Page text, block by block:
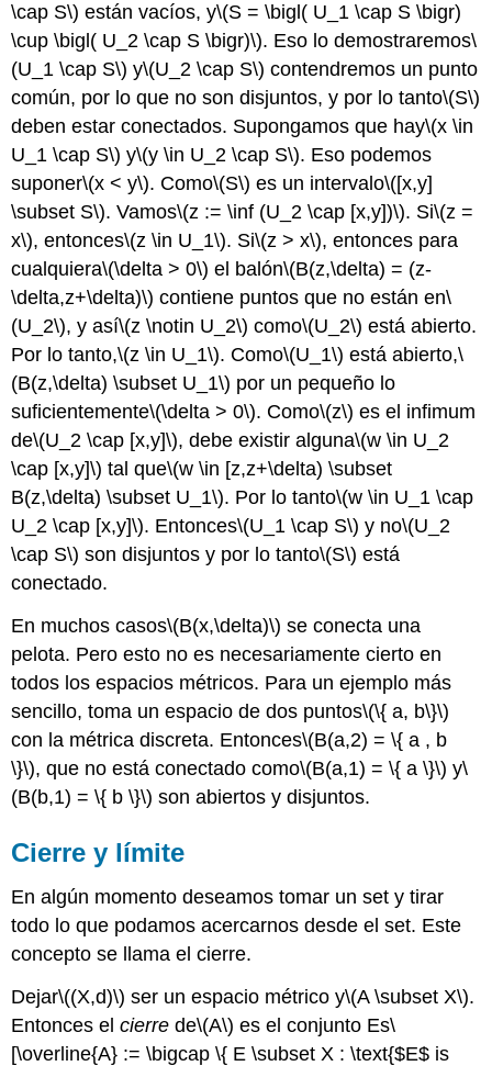
\cap S\) están vacíos, y\(S = \bigl( U_1 \cap S \bigr)
\cup \bigl( U_2 \cap S \bigr)\). Eso lo demostraremos\
(U_1 \cap S\) y\(U_2 \cap S\) contendremos un punto
común, por lo que no son disjuntos, y por lo tanto\(S\)
deben estar conectados. Supongamos que hay\(x \in
U_1 \cap S\) y\(y \in U_2 \cap S\). Eso podemos
suponer\(x < y\). Como\(S\) es un intervalo\([x,y]
\subset S\). Vamos\(z := \inf (U_2 \cap [x,y])\). Si\(z =
x\), entonces\(z \in U_1\). Si\(z > x\), entonces para
cualquiera\(\delta > 0\) el balón\(B(z,\delta) = (z-
\delta,z+\delta)\) contiene puntos que no están en\
(U_2\), y así\(z \notin U_2\) como\(U_2\) está abierto.
Por lo tanto,\(z \in U_1\). Como\(U_1\) está abierto,\
(B(z,\delta) \subset U_1\) por un pequeño lo
suficientemente\(\delta > 0\). Como\(z\) es el infimum
de\(U_2 \cap [x,y]\), debe existir alguna\(w \in U_2
\cap [x,y]\) tal que\(w \in [z,z+\delta) \subset
B(z,\delta) \subset U_1\). Por lo tanto\(w \in U_1 \cap
U_2 \cap [x,y]\). Entonces\(U_1 \cap S\) y no\(U_2
\cap S\) son disjuntos y por lo tanto\(S\) está
conectado.
En muchos casos\(B(x,\delta)\) se conecta una
pelota. Pero esto no es necesariamente cierto en
todos los espacios métricos. Para un ejemplo más
sencillo, toma un espacio de dos puntos\(\{ a, b\}\)
con la métrica discreta. Entonces\(B(a,2) = \{ a , b
\}\), que no está conectado como\(B(a,1) = \{ a \}\) y\
(B(b,1) = \{ b \}\) son abiertos y disjuntos.
Cierre y límite
En algún momento deseamos tomar un set y tirar
todo lo que podamos acercarnos desde el set. Este
concepto se llama el cierre.
Dejar\((X,d)\) ser un espacio métrico y\(A \subset X\).
Entonces elcierre de\(A\) es el conjunto Es\
[\overline{A} := \bigcap \{ E \subset X : \text{$E$ is